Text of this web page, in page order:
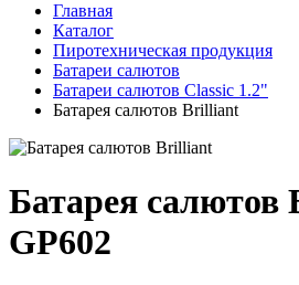
Главная
Каталог
Пиротехническая продукция
Батареи салютов
Батареи салютов Classic 1.2"
Батарея салютов Brilliant
Батарея
GP602